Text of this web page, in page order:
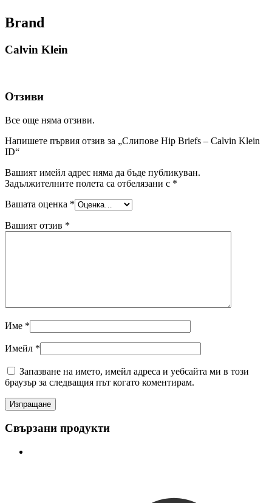
Brand
Calvin Klein
Отзиви
Все още няма отзиви.
Напишете първия отзив за „Слипове Hip Briefs – Calvin Klein
ID“
Вашият имейл адрес няма да бъде публикуван.
Задължителните полета са отбелязани с *
Вашата оценка *
Вашият отзив *
Име *
Имейл *
Запазване на името, имейл адреса и уебсайта ми в този
браузър за следващия път когато коментирам.
Свързани продукти